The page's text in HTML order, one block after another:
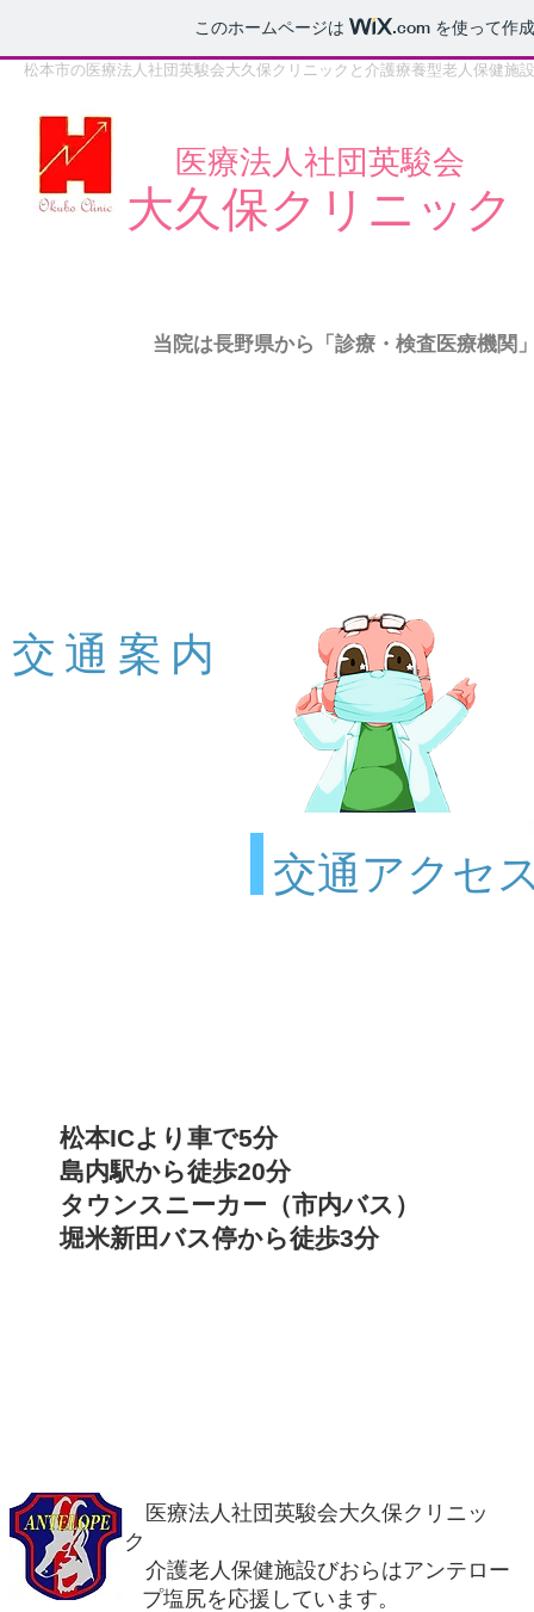
このホームページは .com を使って作
医療法人社団英駿会
大久保クリニック
松本市の医療法人社団英駿会大久保クリニックと介護療養型老人保健施
当院は長野県から「診療・検査医療機関
交通案内
松本ICより車で5分
島内駅から徒歩20分
タウンスニーカー（市内バス）
堀米新田バス停から徒歩3分
交通アクセ
医療法人社団英駿会大久保クリニッ
ク
介護老人保健施設びおらはアンテロー
プ塩尻を応援しています。